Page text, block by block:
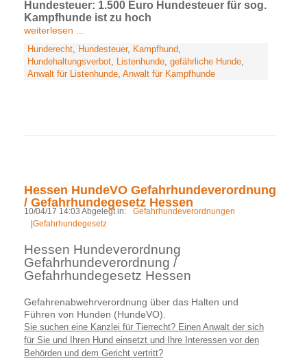
Hundesteuer: 1.500 Euro Hundesteuer für sog.
Kampfhunde ist zu hoch
weiterlesen ...
Hunderecht, Hundesteuer, Kampfhund,
Hundehaltungsverbot, Listenhunde, gefährliche Hunde,
Anwalt für Listenhunde, Anwalt für Kampfhunde
Hessen HundeVO Gefahrhundeverordnung
/ Gefahrhundegesetz Hessen
10/04/17 14:03 Abgelegt in:
Gefahrhundeverordnungen
|Gefahrhundegesetz
Hessen Hundeverordnung
Gefahrhundeverordnung /
Gefahrhundegesetz Hessen
Gefahrenabwehrverordnung über das Halten und
Führen von Hunden (HundeVO).
Sie suchen eine Kanzlei für Tierrecht? Einen Anwalt der sich
für Sie und Ihren Hund einsetzt und Ihre Interessen vor den
Behörden und dem Gericht vertritt?